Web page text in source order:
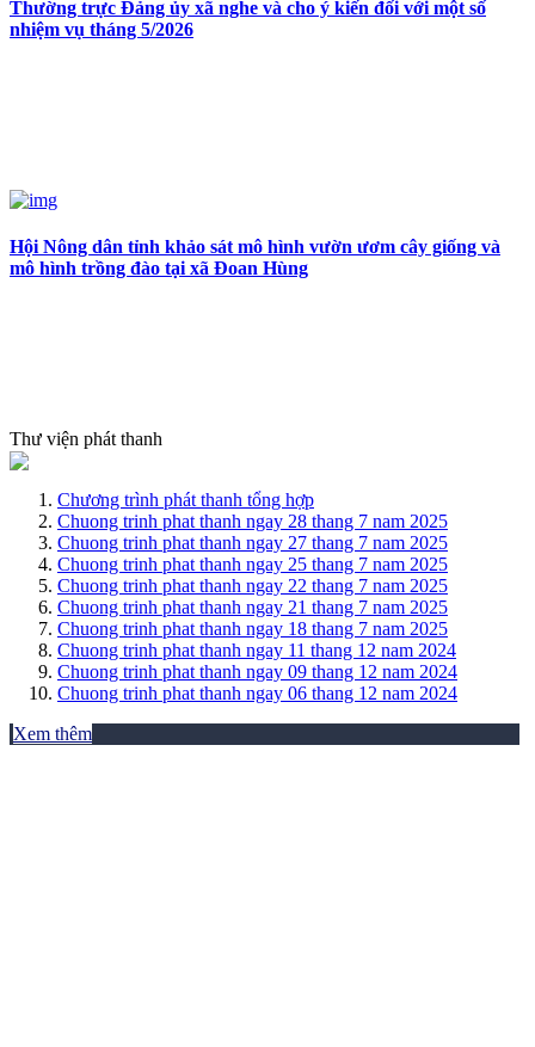
Thường trực Đảng ủy xã nghe và cho ý kiến đối với một số
nhiệm vụ tháng 5/2026
Hội Nông dân tỉnh khảo sát mô hình vườn ươm cây giống và
mô hình trồng đào tại xã Đoan Hùng
Thư viện phát thanh
Chương trình phát thanh tổng hợp
Chuong trinh phat thanh ngay 28 thang 7 nam 2025
Chuong trinh phat thanh ngay 27 thang 7 nam 2025
Chuong trinh phat thanh ngay 25 thang 7 nam 2025
Chuong trinh phat thanh ngay 22 thang 7 nam 2025
Chuong trinh phat thanh ngay 21 thang 7 nam 2025
Chuong trinh phat thanh ngay 18 thang 7 nam 2025
Chuong trinh phat thanh ngay 11 thang 12 nam 2024
Chuong trinh phat thanh ngay 09 thang 12 nam 2024
Chuong trinh phat thanh ngay 06 thang 12 nam 2024
Xem thêm